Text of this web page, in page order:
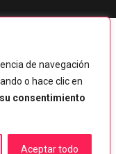
de navegación
o hace clic en
consentimiento
Aceptar todo